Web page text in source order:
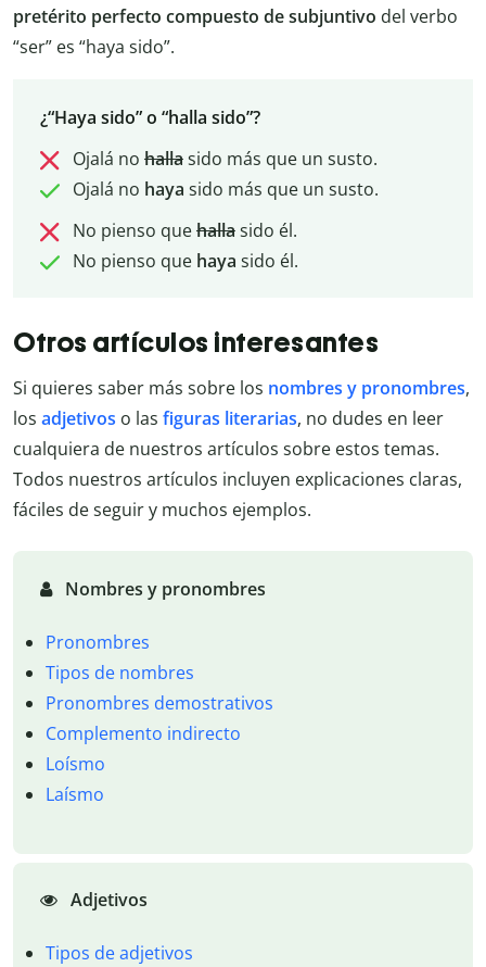
pretérito perfecto compuesto desubjuntivo del verbo
“ser” es “haya sido”.
¿“Haya sido” o “halla sido”?
Ojalá no hallasido más que un susto.
Ojalá no haya sido más que un susto.
No pienso quehallasido él.
No pienso que haya sido él.
Otros artículos interesantes
Si quieres saber más sobre los nombres y pronombres,
los adjetivos o las figuras literarias, no dudes en leer
cualquiera de nuestros artículos sobre estos temas.
Todos nuestros artículos incluyen explicaciones claras,
fáciles de seguir y muchos ejemplos.
Nombres y pronombres
Pronombres
Tipos de nombres
Pronombres demostrativos
Complemento indirecto
Loísmo
Laísmo
Adjetivos
Tipos de adjetivos